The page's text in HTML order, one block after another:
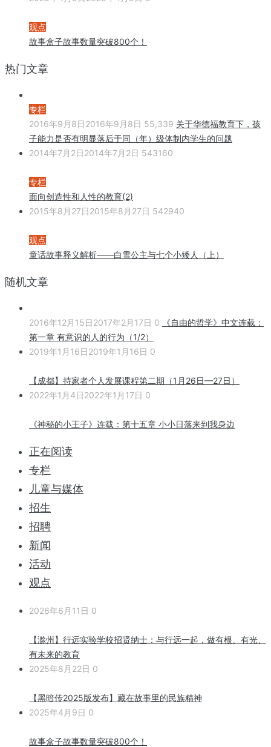
观点
故事盒子故事数量突破800个！
热门文章
专栏
2016年9月8日2016年9月8日 55,339 关于华德福教育下，孩
子能力是否有明显落后于同（年）级体制内学生的问题
2014年7月2日2014年7月2日 543160
专栏
面向创造性和人性的教育(2)
2015年8月27日2015年8月27日 542940
观点
童话故事释义解析——白雪公主与七个小矮人（上）
随机文章
2016年12月15日2017年2月17日 0
《自由的哲学》中文连载：
第一章 有意识的人的行为（1/2）
2019年1月16日2019年1月16日 0
【成都】持家者个人发展课程第二期（1月26日—27日）
2022年1月4日2022年1月17日 0
《神秘的小王子》连载：第十五章 小小日落来到我身边
正在阅读
专栏
儿童与媒体
招生
招聘
新闻
活动
观点
2026年6月11日 0
【滁州】行远实验学校招贤纳士：与行远一起，做有根、有光、
有未来的教育
2025年8月22日 0
【黑暗传2025版发布】藏在故事里的民族精神
2025年4月9日 0
故事盒子故事数量突破800个！